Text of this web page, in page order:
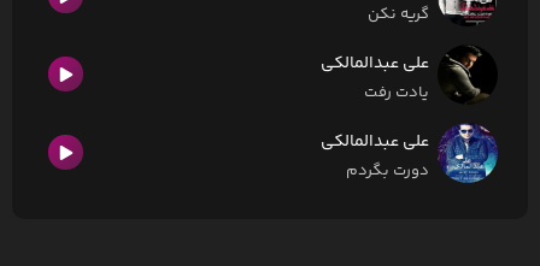
گریه نکن
علی عبدالمالکی
یادت رفت
علی عبدالمالکی
دورت بگردم